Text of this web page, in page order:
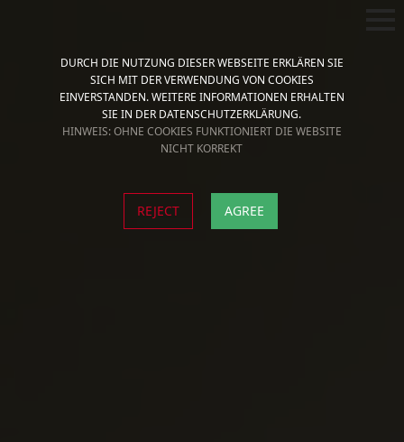
DURCH DIE NUTZUNG DIESER WEBSEITE ERKLÄREN SIE
SICH MIT DER VERWENDUNG VON COOKIES
EINVERSTANDEN. WEITERE INFORMATIONEN ERHALTEN
SIE IN DER DATENSCHUTZERKLÄRUNG.
HINWEIS: OHNE COOKIES FUNKTIONIERT DIE WEBSITE
NICHT KORREKT
REJECT AGREE